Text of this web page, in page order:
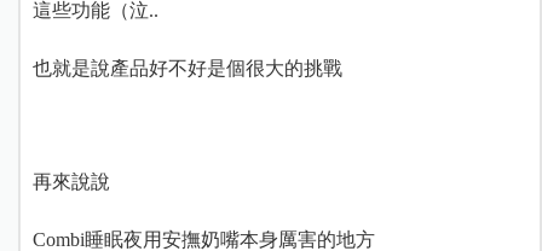
這些功能（泣..
也就是說產品好不好是個很大的挑戰
再來說說
Combi睡眠夜用安撫奶嘴本身厲害的地方